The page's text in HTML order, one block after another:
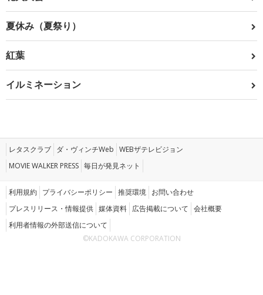
夏休み（夏祭り）
紅葉
イルミネーション
レタスクラブ ダ・ヴィンチWeb WEBザテレビジョン
MOVIE WALKER PRESS 毎日が発見ネット
利用規約 プライバシーポリシー 推奨環境 お問い合わせ
プレスリリース・情報提供 媒体資料 広告掲載について 会社概要
利用者情報の外部送信について
©KADOKAWA CORPORATION